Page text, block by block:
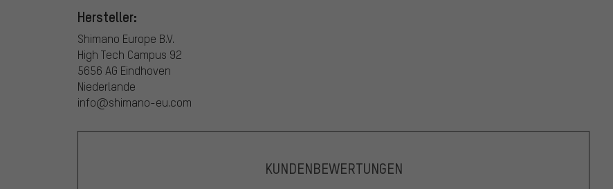
Hersteller:
Shimano Europe B.V.
High Tech Campus 92
5656 AG Eindhoven
Niederlande
info@shimano-eu.com
KUNDENBEWERTUNGEN